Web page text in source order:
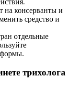
на консерванты и
средство и
отдельные
формы.
трихолога